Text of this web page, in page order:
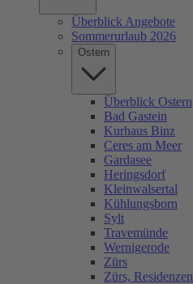
Überblick Angebote
Sommerurlaub 2026
Ostern
Überblick Ostern
Bad Gastein
Kurhaus Binz
Ceres am Meer
Gardasee
Heringsdorf
Kleinwalsertal
Kühlungsborn
Sylt
Travemünde
Wernigerode
Zürs
Zürs, Residenzen